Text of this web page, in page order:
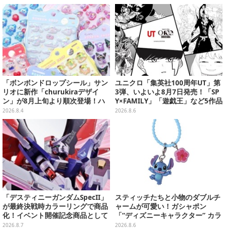
「ボンボンドロップシール」サン
リオに新作「churukiraデザイ
ン」が8月上旬より順次登場！ハ
ローキティ、はぴだんぶいなど全
8種類
2026.8.4
ユニクロ「集英社100周年UT」第
3弾、いよいよ8月7日発売！「SP
Y×FAMILY」「遊戯王」など5作品
をデザイン
2026.8.6
「デスティニーガンダムSpecII」
が最終決戦時カラーリングで商品
化！イベント開催記念商品として
METAL ROBOT魂に新登場
2026.8.7
スティッチたちと小物のダブルチ
ャームが可愛い！ガシャポン
「“ディズニーキャラクター” カラ
フルマルチチャーム」が発売
2026.8.6